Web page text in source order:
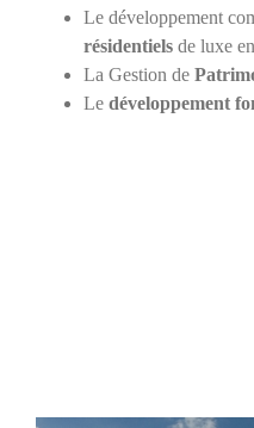
Le développement
résidentiels de luxe
La Gestion de
Le développement